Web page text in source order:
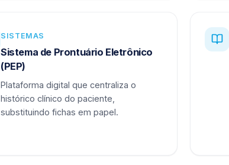
SISTEMAS
Sistema de Prontuário Eletrônico
(PEP)
Plataforma digital que centraliza o
histórico clínico do paciente,
substituindo fichas em papel.